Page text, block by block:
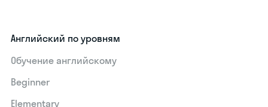
Английский по уровням
Обучение английскому
Beginner
Elementary